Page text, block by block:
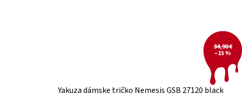
34,90 €
–15 %
Yakuza dámske tričko Nemesis GSB 27120 black